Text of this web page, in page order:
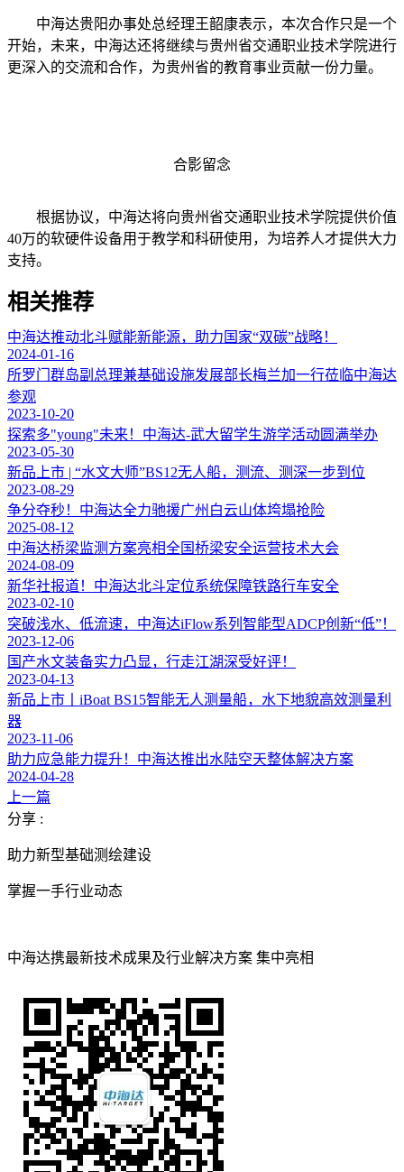
中海达贵阳办事处总经理王韶康表示，本次合作只是一个
开始，未来，中海达还将继续与贵州省交通职业技术学院进行
更深入的交流和合作，为贵州省的教育事业贡献一份力量。
合影留念
根据协议，中海达将向贵州省交通职业技术学院提供价值
40万的软硬件设备用于教学和科研使用，为培养人才提供大力
支持。
相关推荐
中海达推动北斗赋能新能源，助力国家“双碳”战略！
2024-01-16
所罗门群岛副总理兼基础设施发展部长梅兰加一行莅临中海达
参观
2023-10-20
探索多"young"未来！中海达-武大留学生游学活动圆满举办
2023-05-30
新品上市 | “水文大师”BS12无人船，测流、测深一步到位
2023-08-29
争分夺秒！中海达全力驰援广州白云山体垮塌抢险
2025-08-12
中海达桥梁监测方案亮相全国桥梁安全运营技术大会
2024-08-09
新华社报道！中海达北斗定位系统保障铁路行车安全
2023-02-10
突破浅水、低流速，中海达iFlow系列智能型ADCP创新“低”！
2023-12-06
国产水文装备实力凸显，行走江湖深受好评！
2023-04-13
新品上市丨iBoat BS15智能无人测量船，水下地貌高效测量利
器
2023-11-06
助力应急能力提升！中海达推出水陆空天整体解决方案
2024-04-28
上一篇
分享 :
助力新型基础测绘建设
掌握一手行业动态
中海达携最新技术成果及行业解决方案 集中亮相